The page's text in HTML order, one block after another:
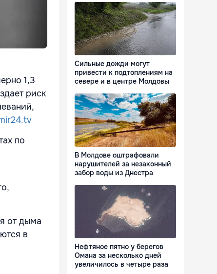
1,3
риск
по
от дыма
в
Сильные дожди могут
привести к подтоплениям на
севере и в центре Молдовы
В Молдове оштрафовали
нарушителей за незаконный
забор воды из Днестра
Нефтяное пятно у берегов
Омана за несколько дней
увеличилось в четыре раза